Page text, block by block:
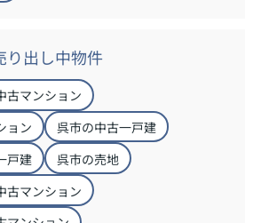
り出し中物件
古マンション
ョン
呉市の中古一戸建
戸建
呉市の売地
古マンション